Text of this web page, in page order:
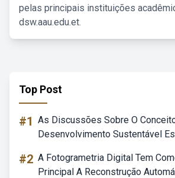
pelas principais instituições
dsw.aau.edu.et.
Top Post
#1 As Discussões Sobre O
Desenvolvimento Sustentável
#2 A Fotogrametria Digital Tem
Principal A Reconstrução